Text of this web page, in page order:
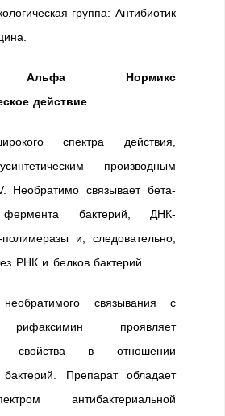
группа: Антибиотик
Альфа Нормикс
действие
спектра действия,
производным
Необратимо связывает бета-
фермента бактерий, ДНК-
и, следовательно,
РНК и белков бактерий.
связывания с
проявляет
свойства в отношении
бактерий. Препарат обладает
антибактериальной